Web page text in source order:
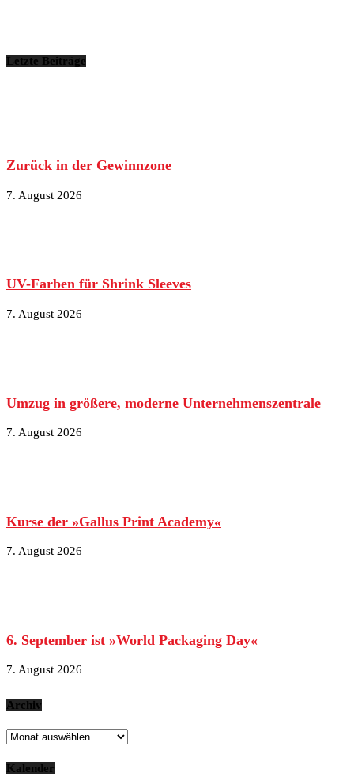
Letzte Beiträge
Zurück in der Gewinnzone
7. August 2026
UV-Farben für Shrink Sleeves
7. August 2026
Umzug in größere, moderne Unternehmenszentrale
7. August 2026
Kurse der »Gallus Print Academy«
7. August 2026
6. September ist »World Packaging Day«
7. August 2026
Archiv
Archiv
Kalender